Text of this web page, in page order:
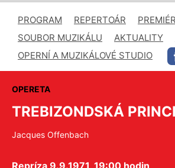
PROGRAM REPERTOÁR
SOUBOR MUZIKÁLU
AKTUALITY
OPERNÍ A MUZIKÁLOVÉ STUDIO
OPERETA
TREBIZONDSKÁ
Jacques Offenbach
Repríza 9.9.1971, 19:00 hodin